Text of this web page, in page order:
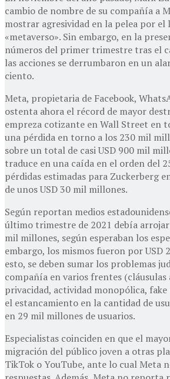
cambio de nombre de su compañía a
mostrar agresividad en la pelea por el
«metaverso». Sin embargo, en la
números del primer trimestre tras el
las acciones se derrumbaron en un
ciento.
Meta, propietaria de Facebook,
ostenta ahora el récord de mayor
empreza cotizante en Wall Street en
una pérdida en torno a los 230 mil
sobre un total de casi USD 900 mil
traduce en una caída en el orden del
pérdidas estimadas para Zuckerberg
de unos USD 30 mil millones.
Según reportan medios
último trimestre de 2021 debía arrojar
mil millones, según esperaban los
embargo, los mismos fueron por USD
esto, se deben sumar los problemas
compañía en varios frentes (cláusulas
privacidad, actividad monopólica,
el estancamiento en la cantidad de
en 29 mil millones de usuarios.
Especialistas coinciden en que el
migración del público joven a otras
TikTok o YouTube, ante lo cual Meta